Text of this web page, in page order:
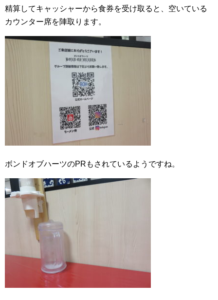
精算してキャッシャーから食券を受け取ると、空いている
カウンター席を陣取ります。
ボンドオブハーツのPRもされているようですね。